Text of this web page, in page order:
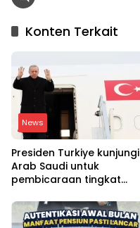
Konten Terkait
News
Presiden Turkiye kunjungi
Arab Saudi untuk
pembicaraan tingkat
mahkota Saudi dan PM
Pakistan